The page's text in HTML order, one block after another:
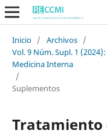
Inicio / Archivos /
Vol. 9 Núm. Supl. 1
Medicina Interna
/
Suplementos
Tratamiento